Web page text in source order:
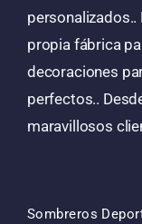
propia fábrica
decoraciones
perfectos..
maravillosos
Sombreros